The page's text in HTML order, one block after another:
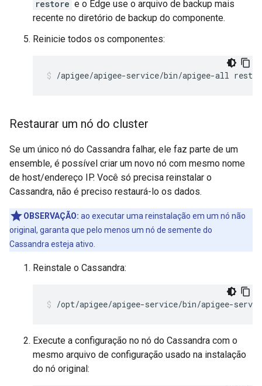
restore e o Edge use o arquivo de backup mais
recente no diretório de backup do componente.
Reinicie todos os componentes:
/apigee/apigee-service/bin/apigee-all
Restaurar um nó do cluster
Se um único nó do Cassandra falhar, ele faz parte de um
ensemble, é possível criar um novo nó com mesmo nome
de host/endereço IP. Você só precisa reinstalar o
Cassandra, não é preciso restaurá-lo os dados.
OBSERVAÇÃO: ao executar uma reinstalação em um nó não
original, garanta que pelo menos um nó de semente do
Cassandra esteja ativo.
Reinstale o Cassandra:
/opt/apigee/apigee-service/bin/apigee-
Execute a configuração no nó do Cassandra com o
mesmo arquivo de configuração usado na instalação
do nó original: